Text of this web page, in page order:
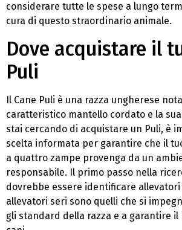
considerare tutte le spese a lungo
cura di questo straordinario animale.
Dove acquistare il
Puli
Il Cane Puli è una razza ungherese
caratteristico mantello cordato e la
stai cercando di acquistare un Puli, è
scelta informata per garantire che il
a quattro zampe provenga da un
responsabile. Il primo passo nella
dovrebbe essere identificare
allevatori seri sono quelli che si
gli standard della razza e a garantire